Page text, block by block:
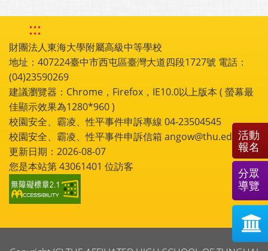
:::
財團法人東海大學附屬高級中等學校
地址：407224臺中市西屯區臺灣大道四段1727號 電話：
(04)23590269
建議瀏覽器：Chrome，Firefox，IE10.0以上版本 ( 螢幕最
佳顯示效果為1280*960 )
校園安全、霸凌、性平事件申訴專線 04-23504545
校園安全、霸凌、性平事件申訴信箱 angow@thu.edu.tw
更新日期：2026-08-07
您是本站第43061401 位訪客
活動
報名
分眾
導覽